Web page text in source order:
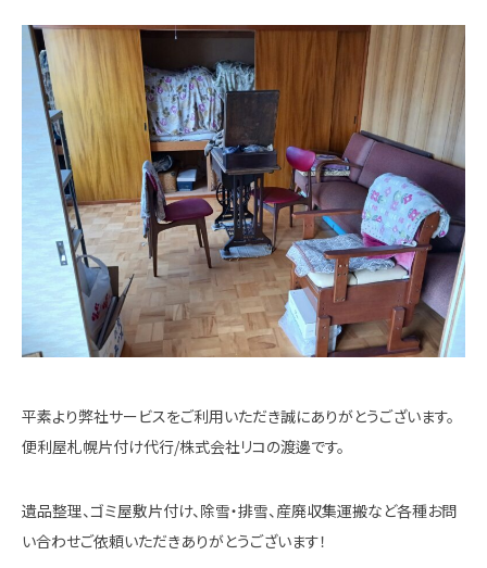
平素より弊社サービスをご利用いただき誠にありがとうございます。
便利屋札幌片付け代行/株式会社リコの渡邊です。
遺品整理、ゴミ屋敷片付け、除雪・排雪、産廃収集運搬など各種お問
い合わせご依頼いただきありがとうございます！